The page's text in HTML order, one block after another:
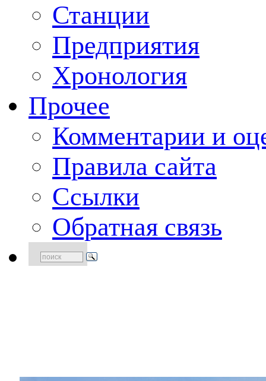
Станции
Предприятия
Хронология
Прочее
Комментарии и
Правила сайта
Ссылки
Обратная связь